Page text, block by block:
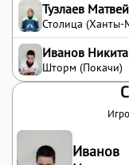
Тузлаев Матвей
Столица (Ханты-
Иванов Никита
Шторм (Покачи)
Иванов